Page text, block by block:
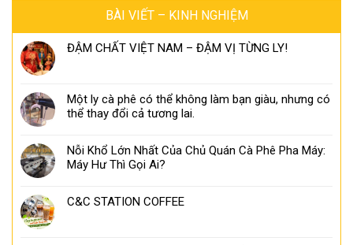
BÀI VIẾT – KINH NGHIỆM
ĐẬM CHẤT VIỆT NAM – ĐẬM VỊ TỪNG LY!
Một ly cà phê có thể không làm bạn giàu, nhưng có
thể thay đổi cả tương lai.
Nỗi Khổ Lớn Nhất Của Chủ Quán Cà Phê Pha Máy:
Máy Hư Thì Gọi Ai?
C&C STATION COFFEE